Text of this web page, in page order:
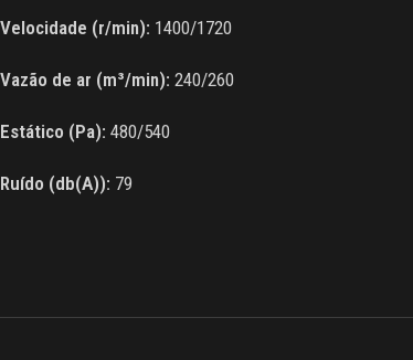
Velocidade (r/min): 1400/1720
Vazão de ar (m³/min): 240/260
Estático (Pa): 480/540
Ruído (db(A)): 79